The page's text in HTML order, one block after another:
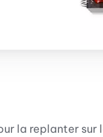
la replanter sur